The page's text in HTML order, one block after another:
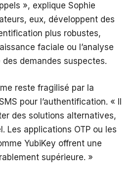
», explique Sophie
eux, développent des
plus robustes,
faciale ou l’analyse
demandes suspectes.
reste fragilisé par la
pour l’authentification. « Il
des solutions alternatives,
Les applications OTP ou les
YubiKey offrent une
supérieure. »